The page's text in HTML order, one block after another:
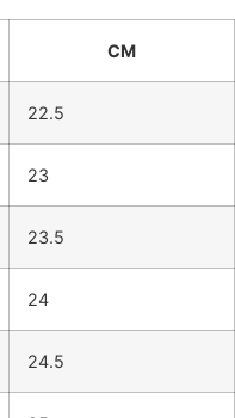
CM
22.5
23
23.5
24
24.5